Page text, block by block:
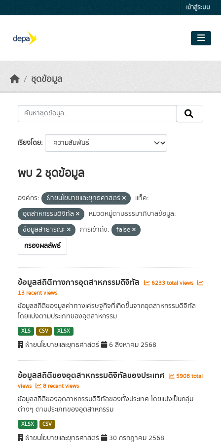
เข้าสู่ระบบ
ชุดข้อมูล
เรียงโดย
พบ 2 ชุดข้อมูล
องค์กร: ฝ่ายนโยบายและยุทธศาสตร์
แท็ค:
อุตสาหกรรมดิจิทัล
หมวดหมู่ตามธรรมาภิบาลข้อมูล:
ข้อมูลสาธารณะ
การเข้าถึง:
false
กรองผลลัพธ์
ข้อมูลสถิติทางการอุตสาหกรรมดิจิทัล
6233 total views
13 recent views
ข้อมูลสถิติของมูลค่าทางเศรษฐกิจที่เกิดขึ้นจากอุตสาหกรรมดิจิทัล
โดยแบ่งตามประเภทของอุตสาหกรรม
XLS CSV XLSX
ฝ่ายนโยบายและยุทธศาสตร์ 6 สิงหาคม 2568
ข้อมูลสถิติของอุตสาหกรรมดิจิทัลของประเทศ
5908 total
views
8 recent views
ข้อมูลสถิติของอุตสาหกรรมดิจิทัลของทั้งประเทศ โดยแบ่งเป็นกลุ่ม
ต่างๆ ตามประเภทของอุตสาหกรรม
XLSX CSV
ฝ่ายนโยบายและยุทธศาสตร์ 30 กรกฎาคม 2568